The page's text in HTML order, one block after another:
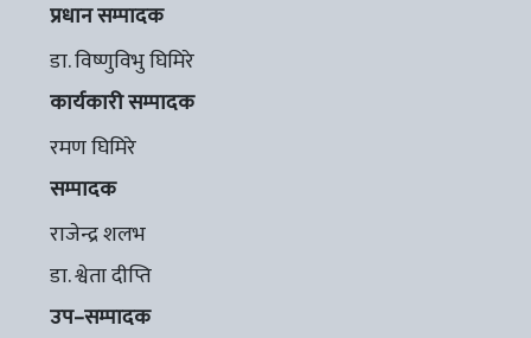
प्रधान सम्पादक
डा. विष्णुविभु घिमिरे
कार्यकारी सम्पादक
रमण घिमिरे
सम्पादक
राजेन्द्र शलभ
डा. श्वेता दीप्ति
उप–सम्पादक